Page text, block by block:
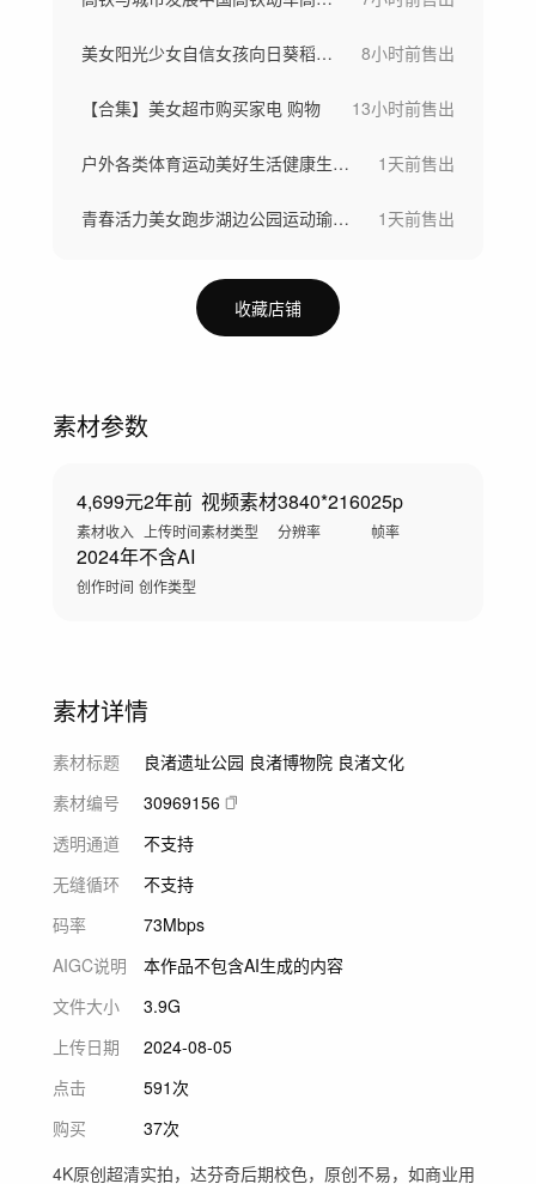
美女阳光少女自信女孩向日葵稻田骑车画画 8小时前售出
【合集】美女超市购买家电 购物 13小时前售出
户外各类体育运动美好生活健康生活城市宣传 1天前售出
青春活力美女跑步湖边公园运动瑜伽健身运动 1天前售出
收藏店铺
素材参数
4,699元
素材收入
2年前
上传时间
视频素材
素材类型
3840*2160
分辨率
25p
帧率
2024年
创作时间
不含AI
创作类型
素材详情
素材标题
良渚遗址公园 良渚博物院 良渚文化
素材编号
30969156
透明通道
不支持
无缝循环
不支持
码率
73Mbps
AIGC说明
本作品不包含AI生成的内容
文件大小
3.9G
上传日期
2024-08-05
点击
591次
购买
37次
4K原创超清实拍，达芬奇后期校色，原创不易，如商业用